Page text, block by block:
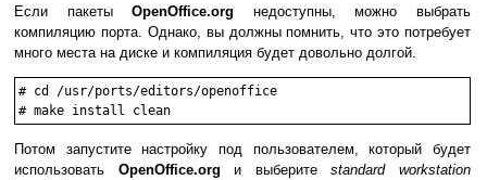
Если пакетыOpenOffice.org недоступны, можно выбрать
компиляцию порта. Однако, вы должны помнить, что это потребует
много места на диске и компиляция будет довольно долгой.
# cd /usr/ports/editors/openoffice
# make install clean
Потом запустите настройку под пользователем, который будет
использовать OpenOffice.org и выберитеstandard workstation